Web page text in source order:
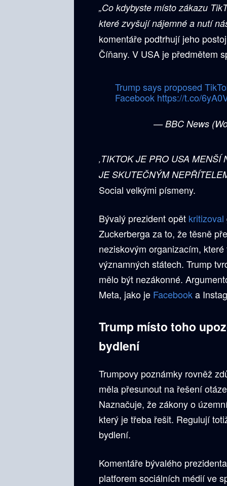
„Co kdybyste místo zákazu
které zvyšují nájemné a nutí
komentáře podtrhují jeho
Číňany. V USA je předmětem
Trump says proposed
Facebook https://t.co/
— BBC News
‚TIKTOK JE PRO USA
JE SKUTEČNÝM
Social velkými písmeny.
Bývalý prezident opět kritizoval
Zuckerberga za to, že těsně
neziskovým organizacím,
významných státech. Trump
mělo být nezákonné.
Meta, jako je Facebooka
Trump místo toho
bydlení
Trumpovy poznámky rovněž
měla přesunout na řešení
Naznačuje, že zákony o
který je třeba řešit. Regulují
bydlení.
Komentáře bývalého
platforem sociálních médií ve